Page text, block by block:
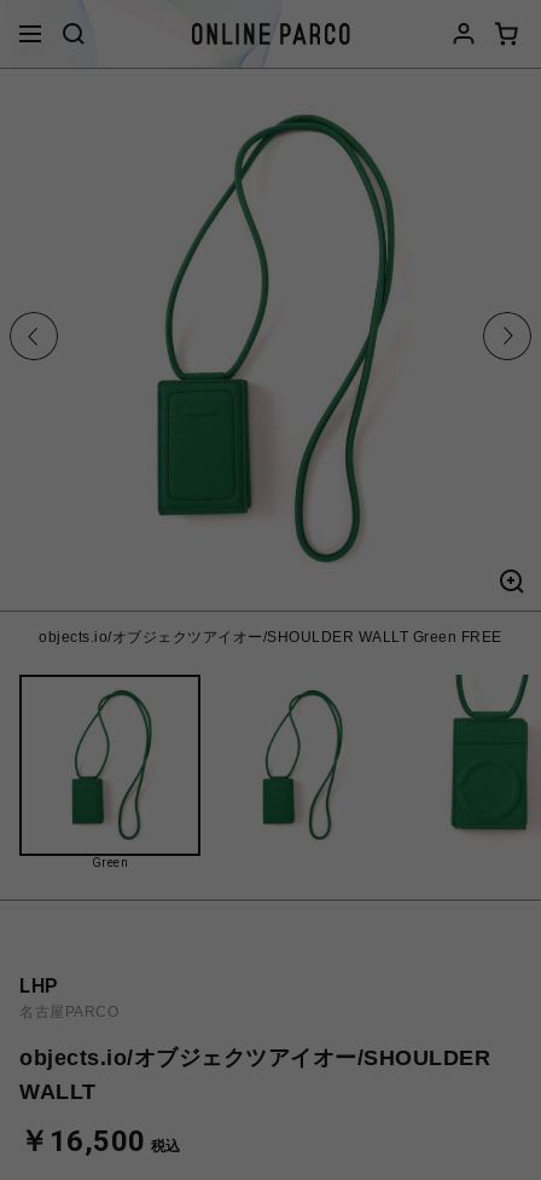
objects.io/オブジェクツアイオー/SHOULDER WALLT Green FREE
Green
LHP
名古屋PARCO
objects.io/オブジェクツアイオー/SHOULDER
WALLT
￥16,500 税込